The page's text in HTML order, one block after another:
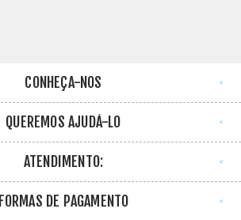
CONHEÇA-NOS
QUEREMOS AJUDÁ-LO
ATENDIMENTO:
FORMAS DE PAGAMENTO